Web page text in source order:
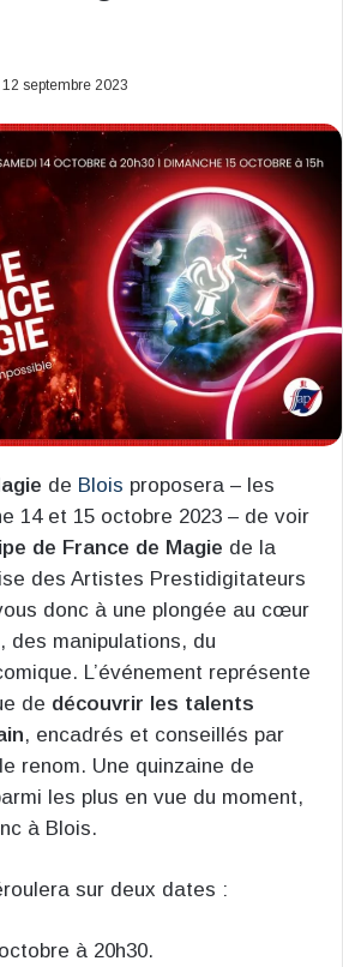
12 septembre 2023
de Blois proposera – les
14 et 15 octobre 2023 – de voir
de France de Magie de la
des Artistes Prestidigitateurs
donc à une plongée au cœur
des manipulations, du
L’événement représente
de découvrir les talents
, encadrés et conseillés par
renom. Une quinzaine de
les plus en vue du moment,
à Blois.
sur deux dates :
à 20h30.